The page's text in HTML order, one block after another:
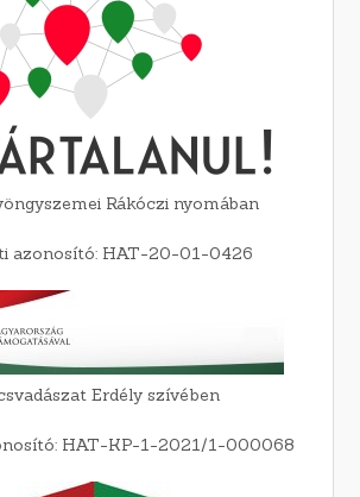
Rákóczi nyomában
azonosító: HAT-20-01-0426
Erdély szívében
HAT-KP-1-2021/1-000068